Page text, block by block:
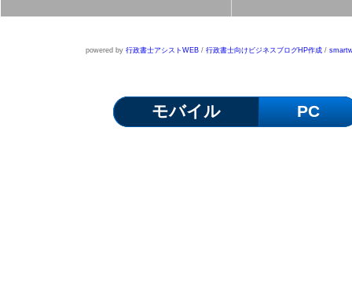
powered by 行政書士アシストWEB/ 行政書士向けビジネスブログHP作成/
モバイル PC